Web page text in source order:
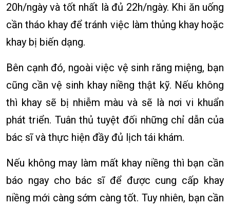
20h/ngày và tốt nhất là đủ 22h/ngày. Khi ăn uống
cần tháo khay để tránh việc làm thủng khay hoặc
khay bị biến dạng.
Bên cạnh đó, ngoài việc vệ sinh răng miệng, bạn
cũng cần vệ sinh khay niềng thật kỹ. Nếu không
thì khay sẽ bị nhiễm màu và sẽ là nơi vi khuẩn
phát triển. Tuân thủ tuyệt đối những chỉ dẫn của
bác sĩ và thực hiện đầy đủ lịch tái khám.
Nếu không may làm mất khay niềng thì bạn cần
báo ngay cho bác sĩ để được cung cấp khay
niềng mới càng sớm càng tốt. Tuy nhiên, bạn cần